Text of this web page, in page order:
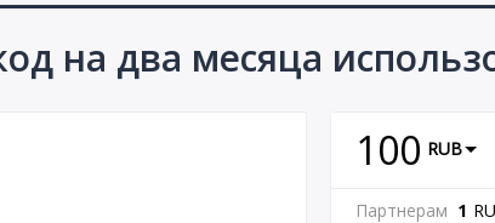
на два месяца
100 RUB
Партнерам 1